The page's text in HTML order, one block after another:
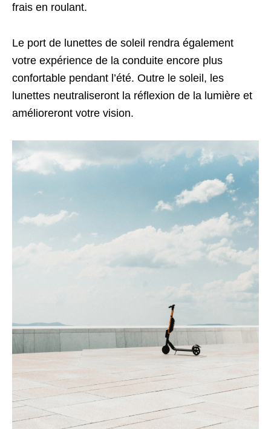
frais en roulant.
Le port de lunettes de soleil rendra également
votre expérience de la conduite encore plus
confortable pendant l’été. Outre le soleil, les
lunettes neutraliseront la réflexion de la lumière et
amélioreront votre vision.